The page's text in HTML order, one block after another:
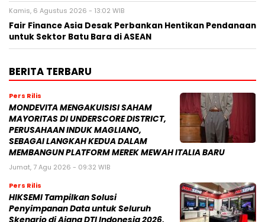
Kamis, 6 Agustus 2026 - 13:02 WIB
Fair Finance Asia Desak Perbankan Hentikan Pendanaan
untuk Sektor Batu Bara di ASEAN
BERITA TERBARU
Pers Rilis
MONDEVITA MENGAKUISISI SAHAM
MAYORITAS DI UNDERSCORE DISTRICT,
PERUSAHAAN INDUK MAGLIANO,
SEBAGAI LANGKAH KEDUA DALAM
MEMBANGUN PLATFORM MEREK MEWAH ITALIA BARU
Jumat, 7 Agu 2026 - 09:32 WIB
Pers Rilis
HIKSEMI Tampilkan Solusi
Penyimpanan Data untuk Seluruh
Skenario di Ajang DTI Indonesia 2026,